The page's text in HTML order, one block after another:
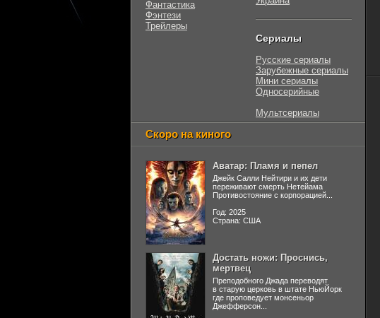
Фантастика
Фэнтези
Трейлеры
Сериалы
Русские сериалы
Зарубежные сериалы
Мини сериалы
Односерийные
Мультсериалы
Скоро на киного
Аватар: Пламя и пепел
Джейк Салли Нейтири и их дети
переживают смерть Нетейама
Противостояние с корпорацией...
Год: 2025
Страна: США
Достать ножи: Проснись,
мертвец
Преподобного Джада переводят
в старую церковь в штате НьюЙорк
где проповедует монсеньор
Джефферсон...